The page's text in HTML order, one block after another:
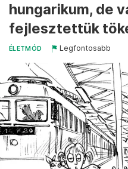
hungarikum, de
fejlesztettük
ÉLETMÓD Legfontosabb